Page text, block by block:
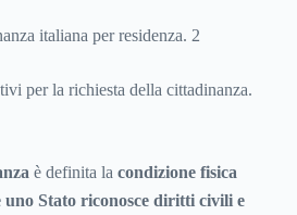
italiana per residenza. 2
per la richiesta della cittadinanza.
è definita la condizione fisica
Stato riconosce diritti civili e